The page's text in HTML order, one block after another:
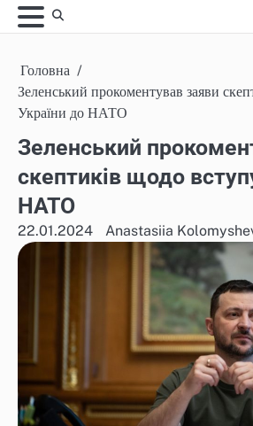
Skip
to
Головна
Зеленський прокоментував заяви
України до НАТО
Зеленський
скептиків щодо
НАТО
22.01.2024 Anastasiia